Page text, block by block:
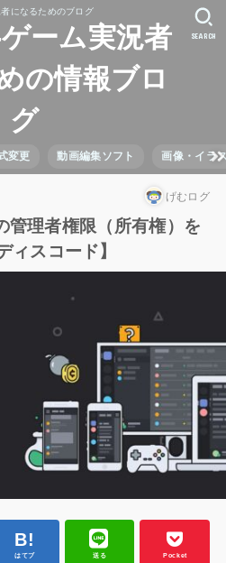
になるためのブログ
ーム実況者
の情報ブロ
グ
変更 動画編集ソフト 画像・イラ
SEARCH
げむログ
理者権限（所有権）を
ィスコード】
はてブ 送る Pocket